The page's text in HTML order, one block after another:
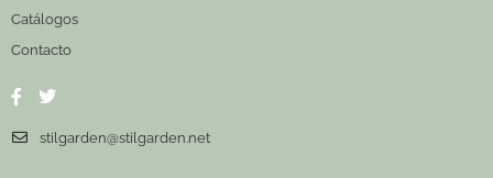
Catálogos
Contacto
stilgarden@stilgarden.net